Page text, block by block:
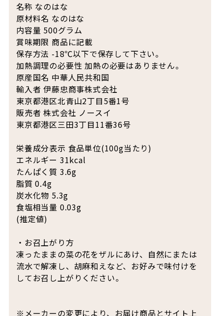
名称 なのはな
原材料名 なのはな
内容量 500グラム
賞味期限 商品に記載
保存方法 -18℃以下で保存して下さい。
加熱調理の必要性 加熱の必要はありません。
原産国名 中華人民共和国
輸入者 伊藤忠商事株式会社
東京都港区北青山2丁目5番1号
販売者 株式会社 ノースイ
東京都港区三田3丁目11番36号
栄養成分表示 食品単位(100g当たり)
エネルギー 31kcal
たんぱく質 3.6g
脂質 0.4g
炭水化物 5.3g
食塩相当量 0.03g
(推定値)
・お召上がり方
凍ったままの菜の花をザルにあけ、自然にまたは
流水で解凍し、胡麻和えなど、お好みで味付けを
してお召し上がりください。
※メーカーの変更により、お届け商品とサイト上